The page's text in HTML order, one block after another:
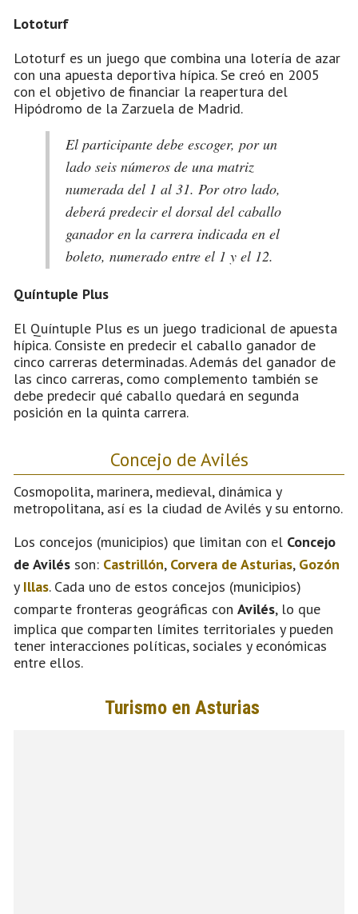
Lototurf
Lototurf es un juego que combina una lotería de azar
con una apuesta deportiva hípica. Se creó en 2005
con el objetivo de financiar la reapertura del
Hipódromo de la Zarzuela de Madrid.
El participante debe escoger, por un
lado seis números de una matriz
numerada del 1 al 31. Por otro lado,
deberá predecir el dorsal del caballo
ganador en la carrera indicada en el
boleto, numerado entre el 1 y el 12.
Quíntuple Plus
El Quíntuple Plus es un juego tradicional de apuesta
hípica. Consiste en predecir el caballo ganador de
cinco carreras determinadas. Además del ganador de
las cinco carreras, como complemento también se
debe predecir qué caballo quedará en segunda
posición en la quinta carrera.
Concejo de Avilés
Cosmopolita, marinera, medieval, dinámica y
metropolitana, así es la ciudad de Avilés y su entorno.
Los concejos (municipios) que limitan con el Concejo
de Avilés son: Castrillón, Corvera de Asturias, Gozón
y Illas. Cada uno de estos concejos (municipios)
comparte fronteras geográficas con Avilés, lo que
implica que comparten límites territoriales y pueden
tener interacciones políticas, sociales y económicas
entre ellos.